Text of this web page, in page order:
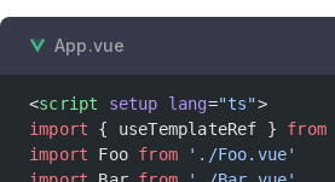
App.vue
<script setup lang="ts">
import { useTemplateRef } from
import Foo from './Foo.vue'